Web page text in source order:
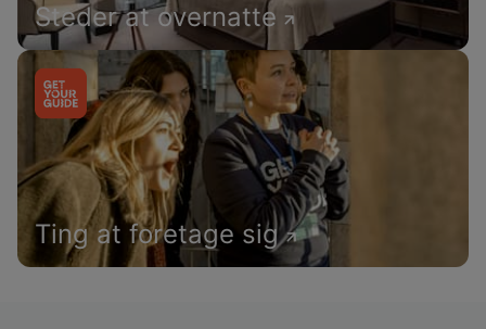
Steder at overnatte
Ting at foretage sig